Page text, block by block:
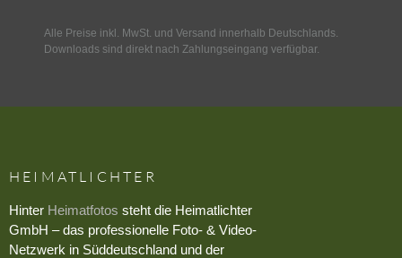
Alle Preise inkl. MwSt. und Versand innerhalb Deutschlands.
Downloads sind direkt nach Zahlungseingang verfügbar.
HEIMATLICHTER
Hinter Heimatfotos steht die Heimatlichter
GmbH – das professionelle Foto- & Video-
Netzwerk in Süddeutschland und der